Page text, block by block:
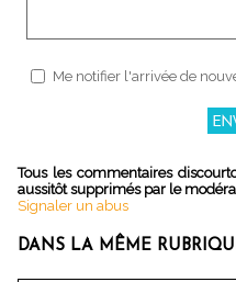
Me notifier l'arrivée de
Tous les commentaires
aussitôt supprimés par le
Signaler un abus
DANS LA MÊME